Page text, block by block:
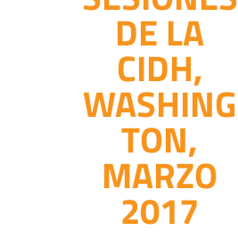
DE LA
CIDH,
WASHING
TON,
MARZO
2017